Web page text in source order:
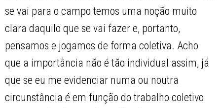
se vai para o campo temos uma noção muito
clara daquilo que se vai fazer e, portanto,
pensamos e jogamos de forma coletiva. Acho
que a importância não é tão individual assim, já
que se eu me evidenciar numa ou noutra
circunstância é em função do trabalho coletivo